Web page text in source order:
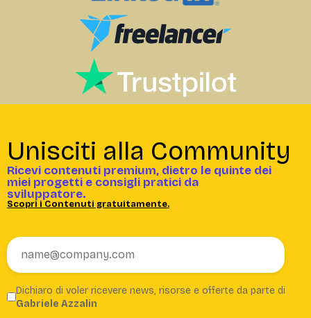
Unisciti alla Community
Ricevi contenuti premium, dietro le quinte dei
miei progetti e consigli pratici da
sviluppatore.
Scopri i Contenuti gratuitamente.
Dichiaro di voler ricevere news, risorse e offerte da parte di
Gabriele Azzalin